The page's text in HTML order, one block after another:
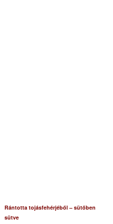
Rántotta tojásfehérjéből – sütőben
sütve